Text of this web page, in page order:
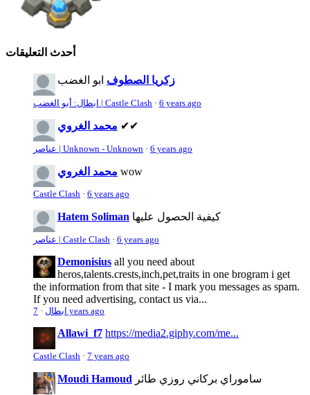
أحدث التعليقات
زكريا الصطوف ابو الغضب
ابطال: أبو الغضب | Castle Clash · 6 years ago
محمد الغروي ✔✔
عناصر | Unknown - Unknown · 6 years ago
محمد الغروي wow
Castle Clash · 6 years ago
Hatem Soliman كيفية الحصول عليها
عناصر | Castle Clash · 6 years ago
Demonisius all you need about
heros,talents.crests,inch,pet,traits in one brogram i get
the information from that site - I mark you messages as spam.
If you need advertising, contact us via...
ابطال · 7 years ago
Allawi_f7 https://media2.giphy.com/me...
Castle Clash · 7 years ago
Moudi Hamoud ساموراي بركاني روزي طائر